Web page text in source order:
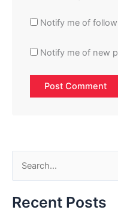
Notify me of
Notify me of new
a
Recent Posts